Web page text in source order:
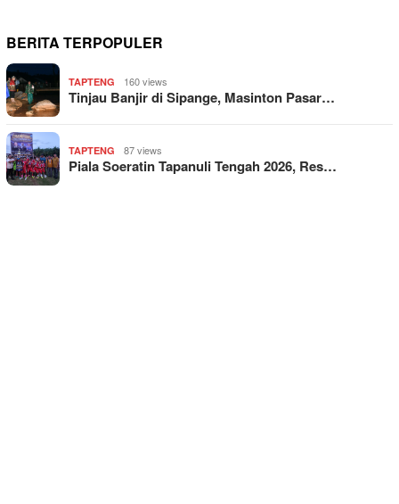
BERITA TERPOPULER
TAPTENG 160 views
Tinjau Banjir di Sipange, Masinton Pasar…
TAPTENG 87 views
Piala Soeratin Tapanuli Tengah 2026, Res…